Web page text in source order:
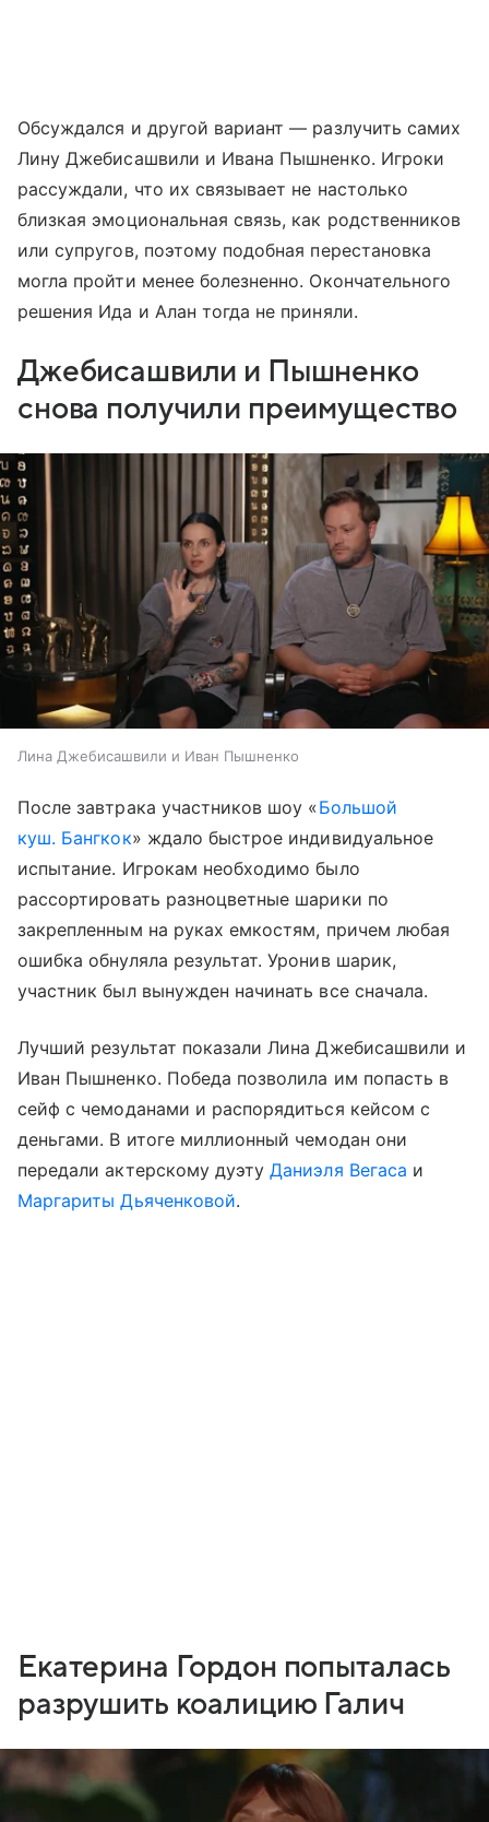
Обсуждался и другой вариант — разлучить самих
Лину Джебисашвили и Ивана Пышненко. Игроки
рассуждали, что их связывает не настолько
близкая эмоциональная связь, как родственников
или супругов, поэтому подобная перестановка
могла пройти менее болезненно. Окончательного
решения Ида и Алан тогда не приняли.
Джебисашвили и Пышненко
снова получили преимущество
Лина Джебисашвили и Иван Пышненко
После завтрака участников шоу «Большой
куш. Бангкок» ждало быстрое индивидуальное
испытание. Игрокам необходимо было
рассортировать разноцветные шарики по
закрепленным на руках емкостям, причем любая
ошибка обнуляла результат. Уронив шарик,
участник был вынужден начинать все сначала.
Лучший результат показали Лина Джебисашвили и
Иван Пышненко. Победа позволила им попасть в
сейф с чемоданами и распорядиться кейсом с
деньгами. В итоге миллионный чемодан они
передали актерскому дуэтуДаниэля Вегаса и
Маргариты Дьяченковой.
Екатерина Гордон попыталась
разрушить коалицию Галич